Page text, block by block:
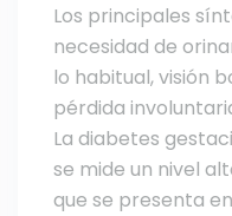
Los principales
necesidad de
lo habitual, visión
pérdida
La diabetes
se mide un nivel
que se presenta